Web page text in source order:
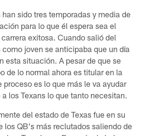
sido tres temporadas y media de
para lo que él espera sea el
exitosa. Cuando salió del
como joven se anticipaba que un día
esta situación. A pesar de que se
de lo normal ahora es titular en la
proceso es lo que más le va ayudar
a los Texans lo que tanto necesitan.
del estado de Texas fue en su
los QB's más reclutados saliendo de